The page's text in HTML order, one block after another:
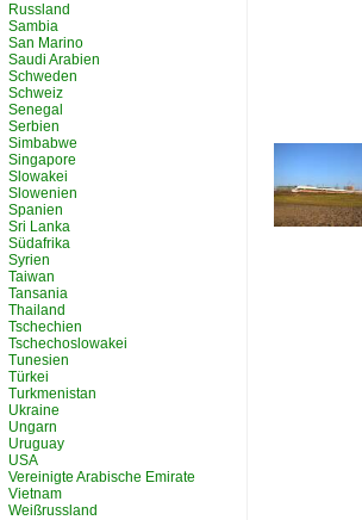
Russland
Sambia
San Marino
Saudi Arabien
Schweden
Schweiz
Senegal
Serbien
Simbabwe
Singapore
Slowakei
Slowenien
Spanien
Sri Lanka
Südafrika
Syrien
Taiwan
Tansania
Thailand
Tschechien
Tschechoslowakei
Tunesien
Türkei
Turkmenistan
Ukraine
Ungarn
Uruguay
USA
Vereinigte Arabische Emirate
Vietnam
Weißrussland